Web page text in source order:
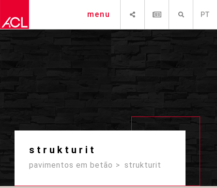
PT
menu
strukturit
pavimentos em betão strukturit